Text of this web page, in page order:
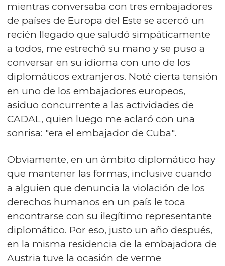
mientras conversaba con tres embajadores
de países de Europa del Este se acercó un
recién llegado que saludó simpáticamente
a todos, me estrechó su mano y se puso a
conversar en su idioma con uno de los
diplomáticos extranjeros. Noté cierta tensión
en uno de los embajadores europeos,
asiduo concurrente a las actividades de
CADAL, quien luego me aclaró con una
sonrisa: "era el embajador de Cuba".
Obviamente, en un ámbito diplomático hay
que mantener las formas, inclusive cuando
a alguien que denuncia la violación de los
derechos humanos en un país le toca
encontrarse con su ilegítimo representante
diplomático. Por eso, justo un año después,
en la misma residencia de la embajadora de
Austria tuve la ocasión de verme